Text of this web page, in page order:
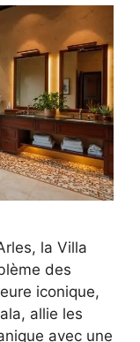
la Villa
des
iconique,
allie les
avec une